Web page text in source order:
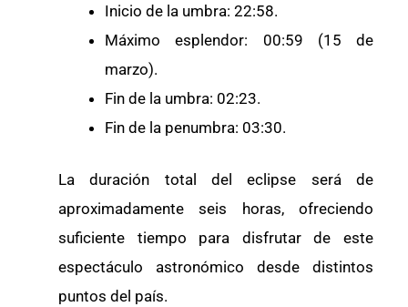
Inicio de la umbra: 22:58.
Máximo esplendor: 00:59 (15 de
marzo).
Fin de la umbra: 02:23.
Fin de la penumbra: 03:30.
La duración total del eclipse será de
aproximadamente seis horas, ofreciendo
suficiente tiempo para disfrutar de este
espectáculo astronómico desde distintos
puntos del país.